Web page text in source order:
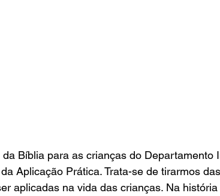
Aplicação Prática. Trata-se de tirarmos
aplicadas na vida das crianças. Na